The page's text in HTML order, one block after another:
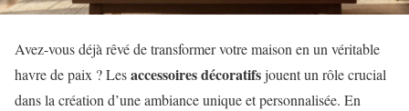
Avez-vous déjà rêvé de transformer votre maison en un véritable
havre de paix ? Lesaccessoires décoratifsjouent un rôle crucial
dans la création d’une ambiance unique et personnalisée. En